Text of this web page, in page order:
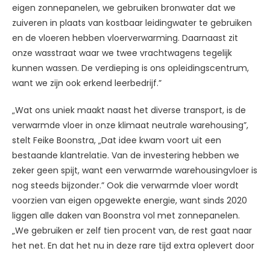
eigen zonnepanelen, we gebruiken bronwater dat we
zuiveren in plaats van kostbaar leidingwater te gebruiken
en de vloeren hebben vloerverwarming. Daarnaast zit
onze wasstraat waar we twee vrachtwagens tegelijk
kunnen wassen. De verdieping is ons opleidingscentrum,
want we zijn ook erkend leerbedrijf.”
„Wat ons uniek maakt naast het diverse transport, is de
verwarmde vloer in onze klimaat neutrale warehousing”,
stelt Feike Boonstra, „Dat idee kwam voort uit een
bestaande klantrelatie. Van de investering hebben we
zeker geen spijt, want een verwarmde warehousingvloer is
nog steeds bijzonder.” Ook die verwarmde vloer wordt
voorzien van eigen opgewekte energie, want sinds 2020
liggen alle daken van Boonstra vol met zonnepanelen.
„We gebruiken er zelf tien procent van, de rest gaat naar
het net. En dat het nu in deze rare tijd extra oplevert door